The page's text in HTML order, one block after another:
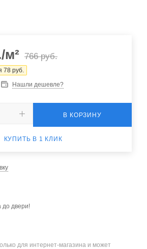
/м² 766руб.
78 руб.
Нашли дешевле?
В КОРЗИНУ
КУПИТЬ В 1 КЛИК
до двери!
для интернет-магазина и может